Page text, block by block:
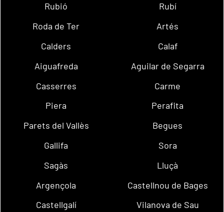
Rubió
Rubí
Roda de Ter
Artés
Calders
Calaf
Aiguafreda
Aguilar de Segarra
Casserres
Carme
Piera
Perafita
Parets del Vallès
Begues
Gallifa
Sora
Sagàs
Lluçà
Argençola
Castellnou de Bages
Castellgalí
Vilanova de Sau